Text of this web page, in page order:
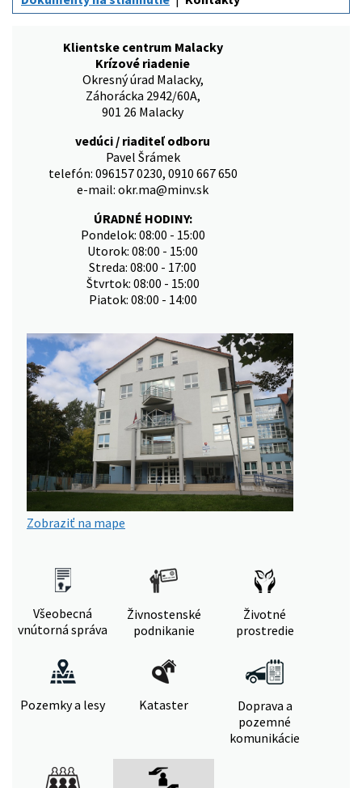
Klientske centrum Malacky
Krízové riadenie
Okresný úrad Malacky,
Záhorácka 2942/60A,
901 26 Malacky
vedúci / riaditeľ odboru
Pavel Šrámek
telefón: 096157 0230, 0910 667 650
e-mail: okr.ma@minv.sk
ÚRADNÉ HODINY:
Pondelok: 08:00 - 15:00
Utorok: 08:00 - 15:00
Streda: 08:00 - 17:00
Štvrtok: 08:00 - 15:00
Piatok: 08:00 - 14:00
Zobraziť na mape
Všeobecná
vnútorná správa
Živnostenské
podnikanie
Životné
prostredie
Pozemky a lesy Kataster
Doprava a
pozemné
komunikácie